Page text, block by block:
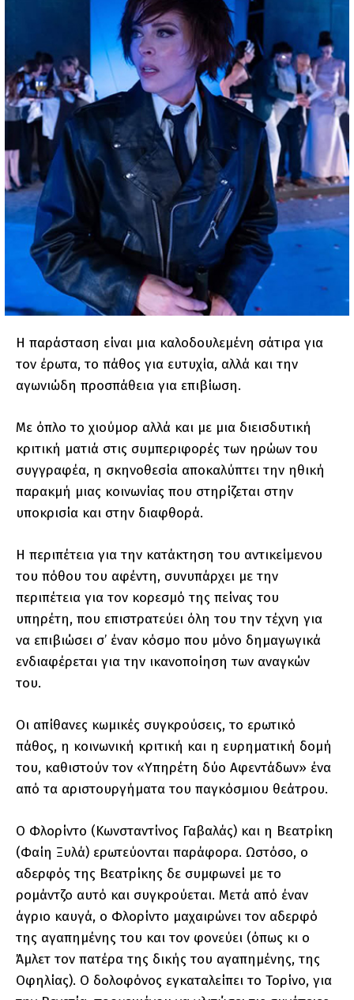
Η παράσταση είναι μια καλοδουλεμένη σάτιρα για
τον έρωτα, το πάθος για ευτυχία, αλλά και την
αγωνιώδη προσπάθεια για επιβίωση.
Με όπλο το χιούμορ αλλά και με μια διεισδυτική
κριτική ματιά στις συμπεριφορές των ηρώων του
συγγραφέα, η σκηνοθεσία αποκαλύπτει την ηθική
παρακμή μιας κοινωνίας που στηρίζεται στην
υποκρισία και στην διαφθορά.
Η περιπέτεια για την κατάκτηση του αντικείμενου
του πόθου του αφέντη, συνυπάρχει με την
περιπέτεια για τον κορεσμό της πείνας του
υπηρέτη, που επιστρατεύει όλη του την τέχνη για
να επιβιώσει σ’ έναν κόσμο που μόνο δημαγωγικά
ενδιαφέρεται για την ικανοποίηση των αναγκών
του.
Οι απίθανες κωμικές συγκρούσεις, το ερωτικό
πάθος, η κοινωνική κριτική και η ευρηματική δομή
του, καθιστούν τον «Υπηρέτη δύο Αφεντάδων» ένα
από τα αριστουργήματα του παγκόσμιου θεάτρου.
Ο Φλορίντο (Κωνσταντίνος Γαβαλάς) και η Βεατρίκη
(Φαίη Ξυλά) ερωτεύονται παράφορα. Ωστόσο, ο
αδερφός της Βεατρίκης δε συμφωνεί με το
ρομάντζο αυτό και συγκρούεται. Μετά από έναν
άγριο καυγά, ο Φλορίντο μαχαιρώνει τον αδερφό
της αγαπημένης του και τον φονεύει (όπως κι ο
Άμλετ τον πατέρα της δικής του αγαπημένης, της
Οφηλίας). Ο δολοφόνος εγκαταλείπει το Τορίνο, για